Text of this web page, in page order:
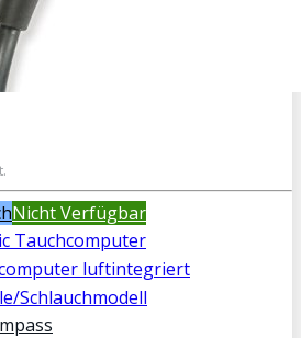
Nicht Verfügbar
Tauchcomputer
luftintegriert
Schlauchmodell